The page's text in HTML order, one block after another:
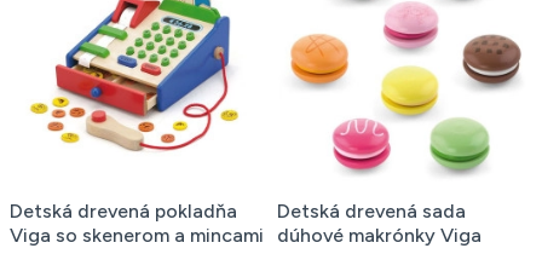
Detská drevená pokladňa
Viga so skenerom a mincami
Detská drevená sada
dúhové makrónky Viga